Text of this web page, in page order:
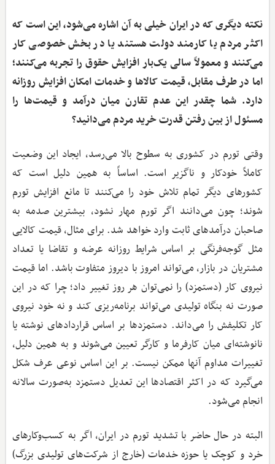
نکته دیگری که در ایران خیلی به آن اشاره می‌شود، این است که
اکثر مردم یا کارمند دولت هستند یا در بخش خصوصی کار
می‌کنند و معمولاً سالی یک‌بار افزایش حقوق را تجربه می‌کنند؛
اما در طرف مقابل، قیمت کالاها و خدمات امکان افزایش روزانه
دارد. شما چقدر این عدم تقارن میان درآمد و قیمت‌ها را
مسئول از بین رفتن قدرت خرید مردم می‌دانید؟
وقتی تورم در کشوری به سطوح بالا می‌رسد، ایجاد این وضعیت
کاملاً خودکار و ناگزیر است. اساساً به همین دلیل است که
کشورهای دیگر تمام تلاش خود را می‌کنند تا مانع افزایش تورم
شوند؛ چون می‌دانند اگر تورم مهار نشود، بیشترین صدمه به
صاحبان درآمدهای ثابت وارد خواهد شد. برای مثال، قیمت کالایی
مثل گوجه‌فرنگی بر اساس شرایط روزانه عرضه و تقاضا یا تعداد
مشتریان در بازار، می‌تواند امروز با دیروز متفاوت باشد. اما قیمت
نیروی کار (دستمزد) را نمی‌توان هر روز تغییر داد؛ چرا که در این
صورت نه بنگاه تولیدی می‌تواند برنامه‌ریزی کند و نه خود نیروی
کار تکلیفش را می‌داند. دستمزدها بر اساس قراردادهای نوشته یا
نانوشته‌ای میان کارفرما و کارگر تعیین می‌شوند و به همین دلیل،
تغییرات مداوم آنها ممکن نیست. بر این اساس نوعی عرف شکل
می‌گیرد که در اکثر اقتصادها این تعدیل دستمزد به‌صورت سالانه
انجام می‌شود.
البته در حال حاضر با تشدید تورم در ایران، اگر به کسب‌وکارهای
خرد و کوچک یا حوزه خدمات (خارج از شرکت‌های تولیدی بزرگ)